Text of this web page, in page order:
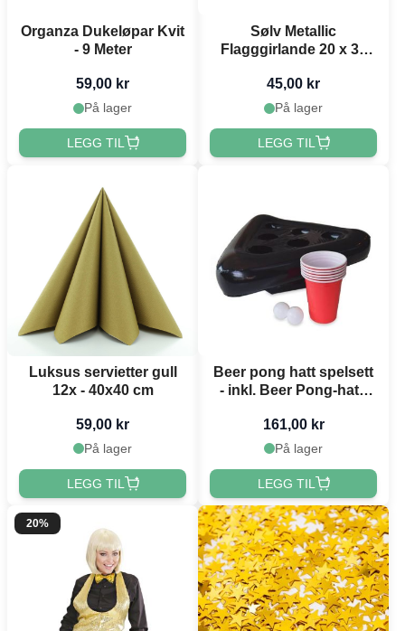
Organza Dukeløpar Kvit
- 9 Meter
59,00 kr
På lager
LEGG TIL
Sølv Metallic
Flagggirlande 20 x 30
45,00 kr
På lager
LEGG TIL
Luksus servietter gull
12x - 40x40 cm
59,00 kr
På lager
LEGG TIL
Beer pong hatt spelsett
- inkl. Beer Pong-hatt,
161,00 kr
På lager
LEGG TIL
20%